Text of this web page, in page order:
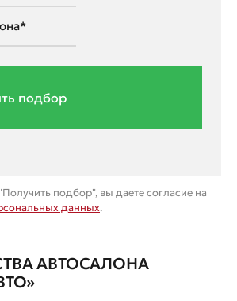
подбор
подбор", вы даете согласие на
данных.
АВТОСАЛОНА